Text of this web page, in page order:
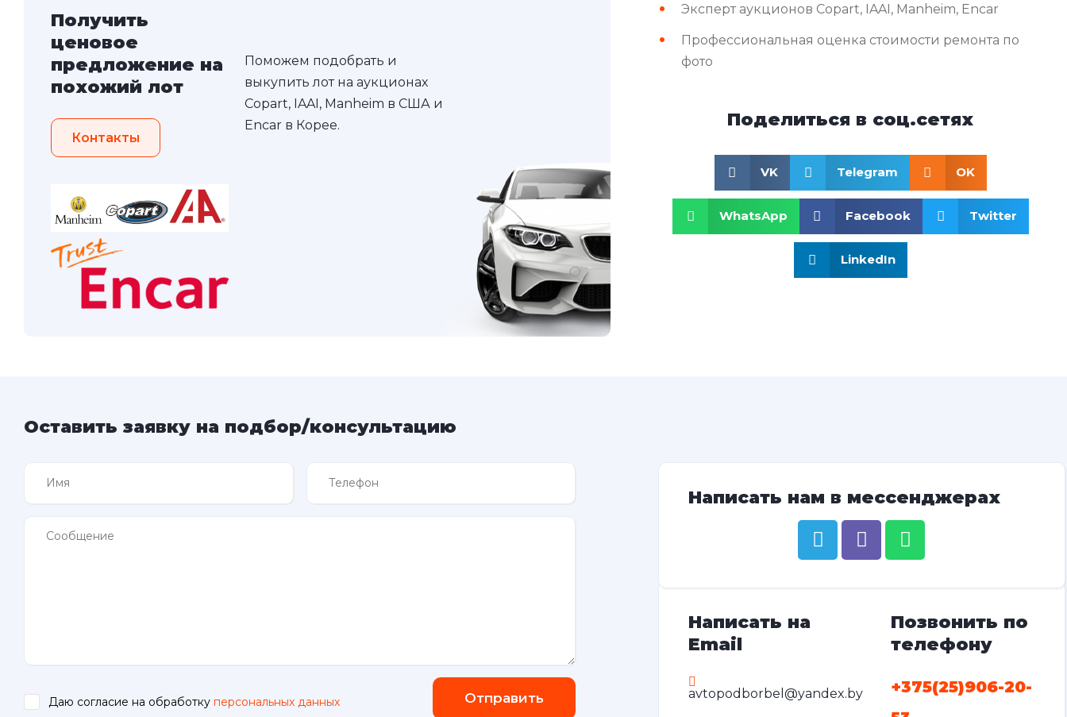
Получить
ценовое
предложение на
похожий лот
Контакты
Поможем подобрать и
выкупить лот на аукционах
Copart, IAAI, Manheim в США и
Encar в Корее.
Эксперт аукционов Copart, IAAI, Manheim, Encar
Профессиональная оценка стоимости ремонта по
фото
Поделиться в соц.сетях
VK Telegram OK
WhatsApp Facebook Twitter
LinkedIn
Оставить заявку на подбор/консультацию
Даю согласие на обработку персональных данных Отправить
Написать нам в мессенджерах
Написать на
Email
avtopodborbel@yandex.by
Позвонить по
телефону
+375(25)906-20-